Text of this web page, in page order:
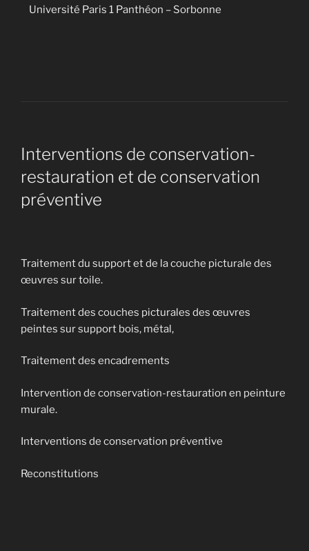
Université Paris 1 Panthéon – Sorbonne
Interventions de conservation-
restauration et de conservation
préventive
Traitement du support et de la couche picturale des
œuvres sur toile.
Traitement des couches picturales des œuvres
peintes sur support bois, métal,
Traitement des encadrements
Intervention de conservation-restauration en peinture
murale.
Interventions de conservation préventive
Reconstitutions